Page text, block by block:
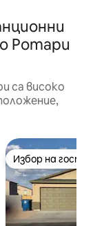
Ротари
са високо
Избор на
Избор на